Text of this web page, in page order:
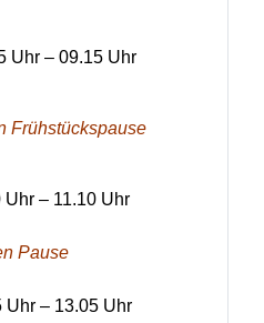
Uhr – 09.15 Uhr
Frühstückspause
Uhr – 11.10 Uhr
Pause
Uhr – 13.05 Uhr